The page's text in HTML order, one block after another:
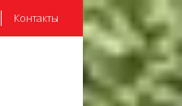
Контакты